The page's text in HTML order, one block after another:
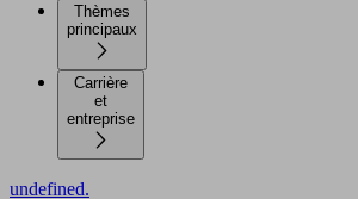
Thèmes
principaux
Carrière
et
entreprise
undefined.